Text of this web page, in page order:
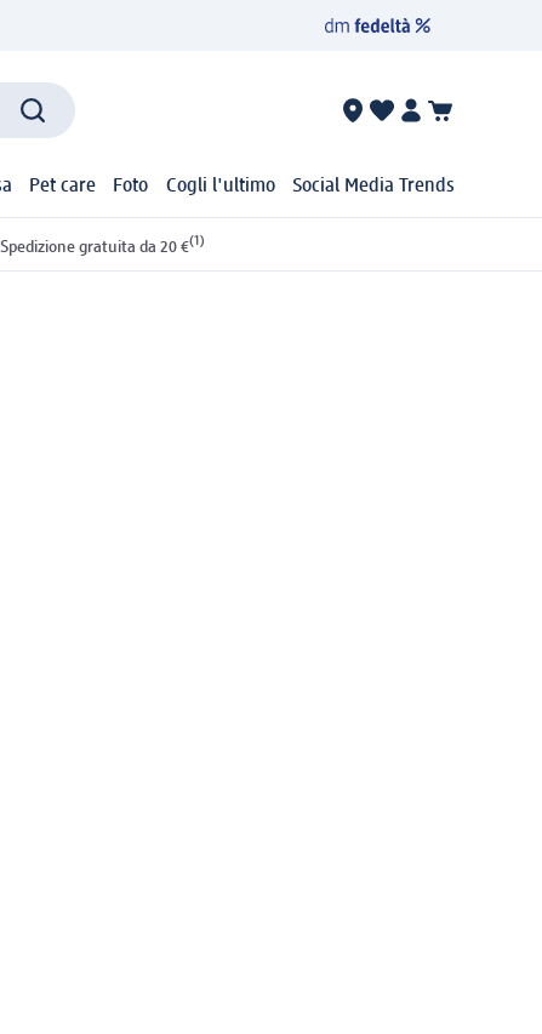
Pet care Foto Cogli l'ultimo Social Media Trends
Spedizione gratuita da 20 €(1)